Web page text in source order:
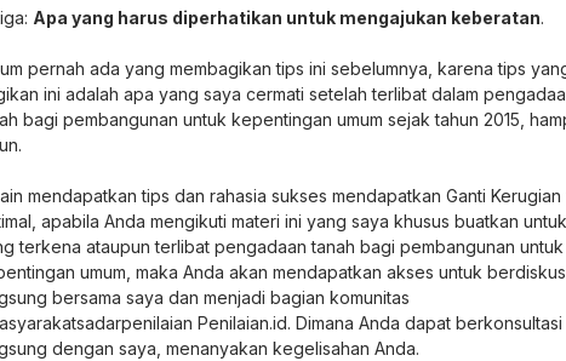
Apa yang harus diperhatikan untuk mengajukan keberatan.
pernah ada yang membagikan tips ini sebelumnya, karena tips
ini adalah apa yang saya cermati setelah terlibat dalam
bagi pembangunan untuk kepentingan umum sejak tahun 2015,
mendapatkan tips dan rahasia sukses mendapatkan Ganti Kerugian
apabila Anda mengikuti materi ini yang saya khusus buatkan
terkena ataupun terlibat pengadaan tanah bagi pembangunan untuk
umum, maka Anda akan mendapatkan akses untuk
bersama saya dan menjadi bagian komunitas
Penilaian.id. Dimana Anda dapat berkonsultasi
dengan saya, menanyakan kegelisahan Anda.